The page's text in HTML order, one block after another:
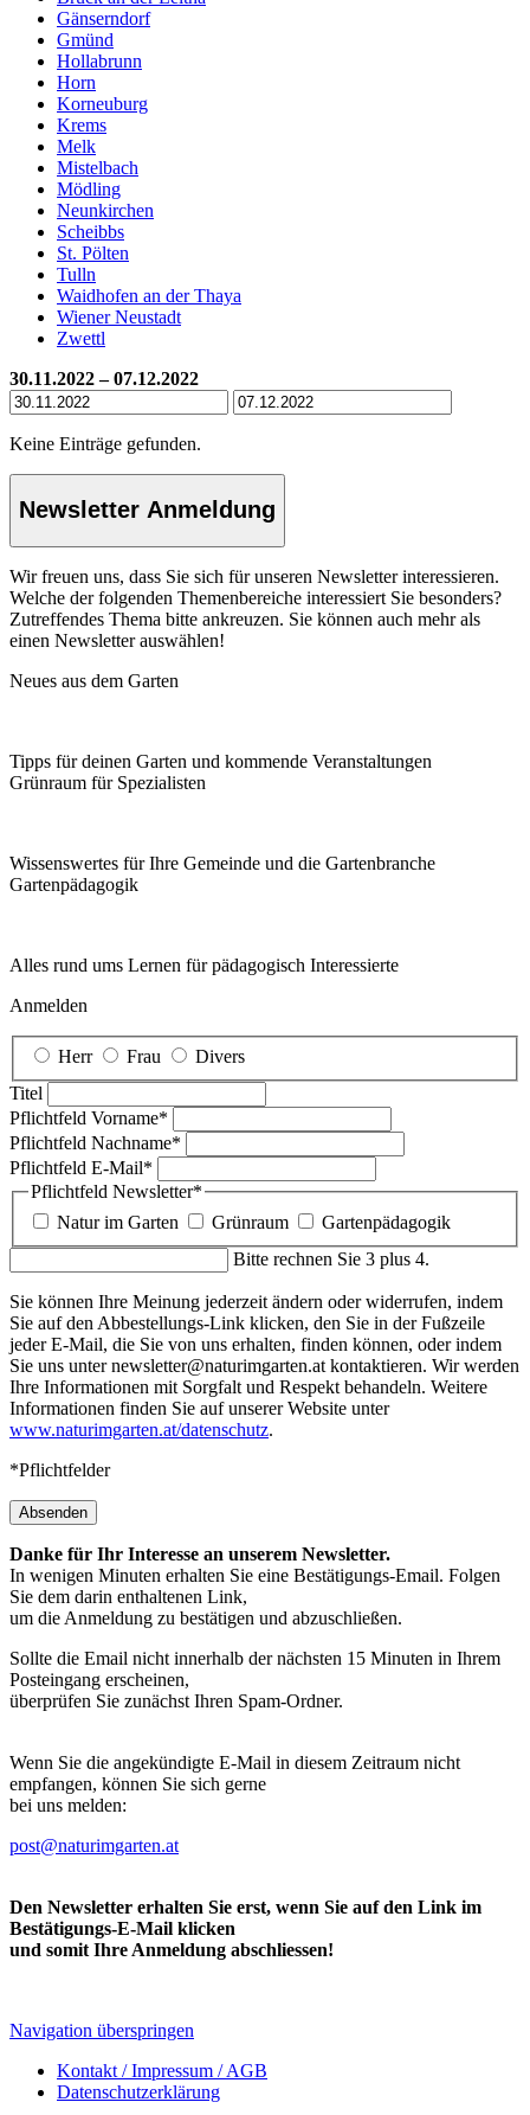
Gänserndorf
Gmünd
Hollabrunn
Horn
Korneuburg
Krems
Melk
Mistelbach
Mödling
Neunkirchen
Scheibbs
St. Pölten
Tulln
Waidhofen an der Thaya
Wiener Neustadt
Zwettl
30.11.2022 – 07.12.2022
Keine Einträge gefunden.
Newsletter Anmeldung
Wir freuen uns, dass Sie sich für unseren Newsletter interessieren.
Welche der folgenden Themenbereiche interessiert Sie besonders?
Zutreffendes Thema bitte ankreuzen. Sie können auch mehr als
einen Newsletter auswählen!
Neues aus dem Garten
Tipps für deinen Garten und kommende Veranstaltungen
Grünraum für Spezialisten
Wissenswertes für Ihre Gemeinde und die Gartenbranche
Garten­pädagogik
Alles rund ums Lernen für pädagogisch Interessierte
Anmelden
Herr Frau
Divers
Titel
Pflichtfeld Vorname*
Pflichtfeld Nachname*
Pflichtfeld E-Mail*
Pflichtfeld Newsletter*
Natur im Garten
Grünraum
Gartenpädagogik
Bitte rechnen Sie 3 plus 4.
Sie können Ihre Meinung jederzeit ändern oder widerrufen, indem
Sie auf den Abbestellungs-Link klicken, den Sie in der Fußzeile
jeder E-Mail, die Sie von uns erhalten, finden können, oder indem
Sie uns unter newsletter@naturimgarten.at kontaktieren. Wir werden
Ihre Informationen mit Sorgfalt und Respekt behandeln. Weitere
Informationen finden Sie auf unserer Website unter
www.naturimgarten.at/datenschutz.
*Pflichtfelder
Absenden
Danke für Ihr Interesse an unserem Newsletter.
In wenigen Minuten erhalten Sie eine Bestätigungs-Email. Folgen
Sie dem darin enthaltenen Link,
um die Anmeldung zu bestätigen und abzuschließen.
Sollte die Email nicht innerhalb der nächsten 15 Minuten in Ihrem
Posteingang erscheinen,
überprüfen Sie zunächst Ihren Spam-Ordner.
Wenn Sie die angekündigte E-Mail in diesem Zeitraum nicht
empfangen, können Sie sich gerne
bei uns melden:
post@naturimgarten.at
Den Newsletter erhalten Sie erst, wenn Sie auf den Link im
Bestätigungs-E-Mail klicken
und somit Ihre Anmeldung abschliessen!
Navigation überspringen
Kontakt / Impressum / AGB
Datenschutzerklärung